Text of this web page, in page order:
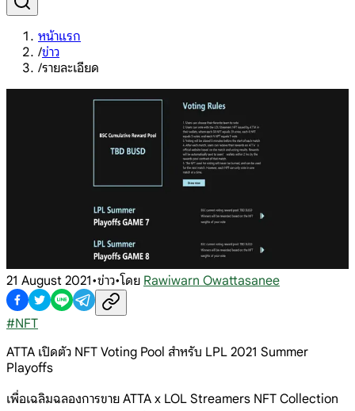
หน้าแรก
/ข่าว
/รายละเอียด
21 August 2021•ข่าว•โดย Rawiwarn Owattasanee
#NFT
ATTA เปิดตัว NFT Voting Pool สำหรับ LPL 2021 Summer
Playoffs
เพื่อเฉลิมฉลองการขาย ATTA x LOL Streamers NFT Collection